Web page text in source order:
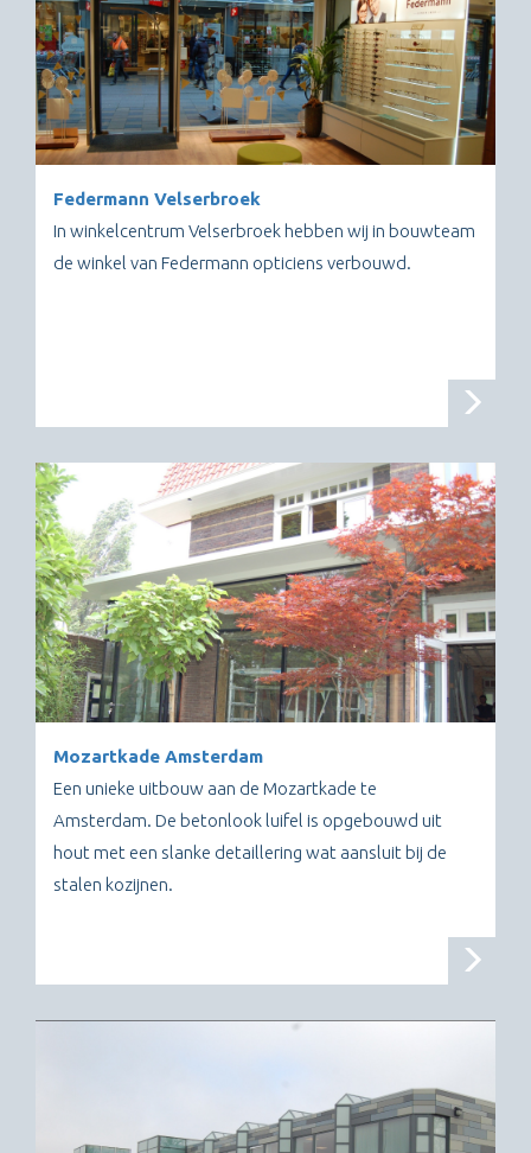
Federmann Velserbroek
In winkelcentrum Velserbroek hebben wij in bouwteam
de winkel van Federmann opticiens verbouwd.
Mozartkade Amsterdam
Een unieke uitbouw aan de Mozartkade te
Amsterdam. De betonlook luifel is opgebouwd uit
hout met een slanke detaillering wat aansluit bij de
stalen kozijnen.